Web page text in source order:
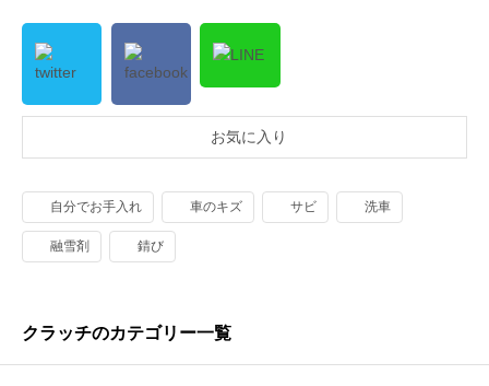
お気に入り
自分でお手入れ 車のキズ サビ 洗車
融雪剤 錆び
クラッチのカテゴリー一覧